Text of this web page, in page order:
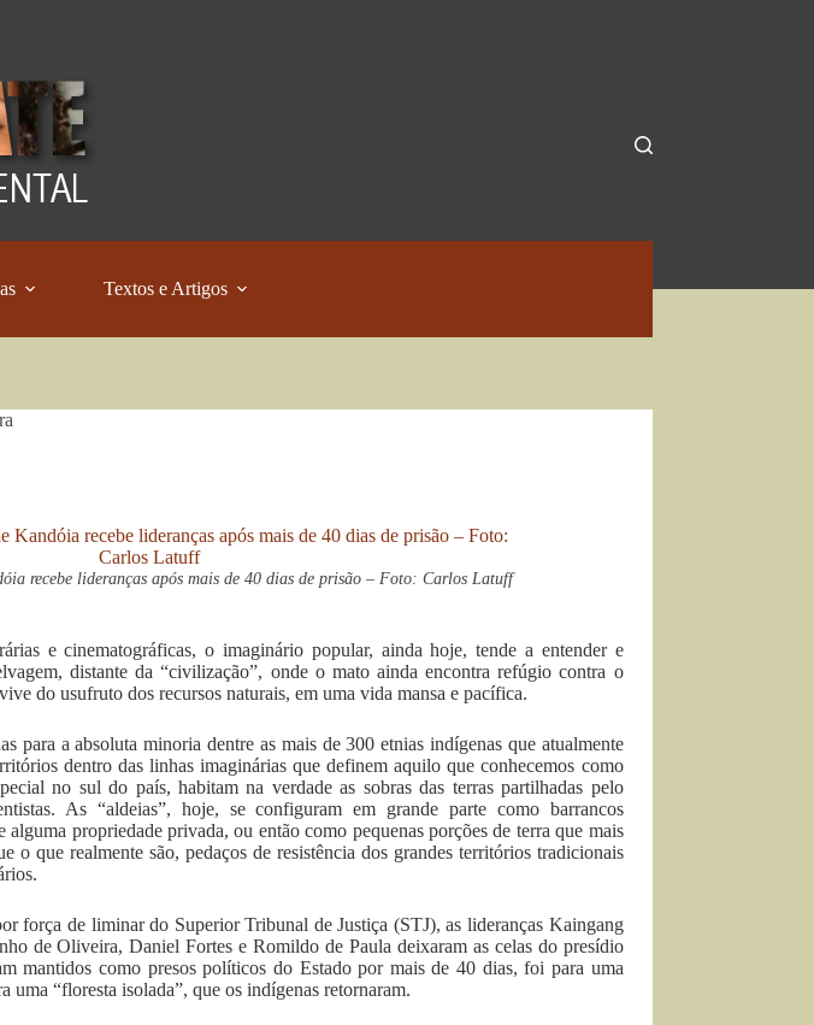
Textos e Artigos
recebe lideranças após mais de 40 dias de prisão – Foto: Carlos Latuff
e cinematográficas, o imaginário popular, ainda hoje, tende a entender e
distante da “civilização”, onde o mato ainda encontra refúgio contra o
do usufruto dos recursos naturais, em uma vida mansa e pacífica.
para a absoluta minoria dentre as mais de 300 etnias indígenas que atualmente
dentro das linhas imaginárias que definem aquilo que conhecemos como
no sul do país, habitam na verdade as sobras das terras partilhadas pelo
As “aldeias”, hoje, se configuram em grande parte como barrancos
alguma propriedade privada, ou então como pequenas porções de terra que mais
o que realmente são, pedaços de resistência dos grandes territórios tradicionais
força de liminar do Superior Tribunal de Justiça (STJ), as lideranças Kaingang
de Oliveira, Daniel Fortes e Romildo de Paula deixaram as celas do presídio
mantidos como presos políticos do Estado por mais de 40 dias, foi para uma
uma “floresta isolada”, que os indígenas retornaram.